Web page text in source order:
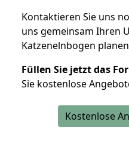
Kontaktieren Sie uns
uns gemeinsam Ihren
Katzenelnbogen
Füllen Sie jetzt das
Sie kostenlose
Kostenlose